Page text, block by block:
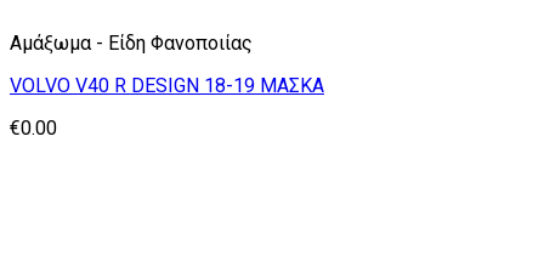
Αμάξωμα - Είδη Φανοποιίας
VOLVO V40 R DESIGN 18-19 ΜΑΣΚΑ
€0.00